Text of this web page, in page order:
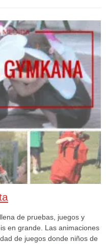
de pruebas, juegos y
en grande. Las animaciones
de juegos donde niños de